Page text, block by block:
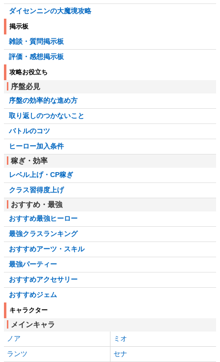
ダイセンニンの大魔境攻略
掲示板
雑談・質問掲示板
評価・感想掲示板
攻略お役立ち
序盤必見
序盤の効率的な進め方
取り返しのつかないこと
バトルのコツ
ヒーロー加入条件
稼ぎ・効率
レベル上げ・CP稼ぎ
クラス習得度上げ
おすすめ・最強
おすすめ最強ヒーロー
最強クラスランキング
おすすめアーツ・スキル
最強パーティー
おすすめアクセサリー
おすすめジェム
キャラクター
メインキャラ
ノア
ミオ
ランツ
セナ